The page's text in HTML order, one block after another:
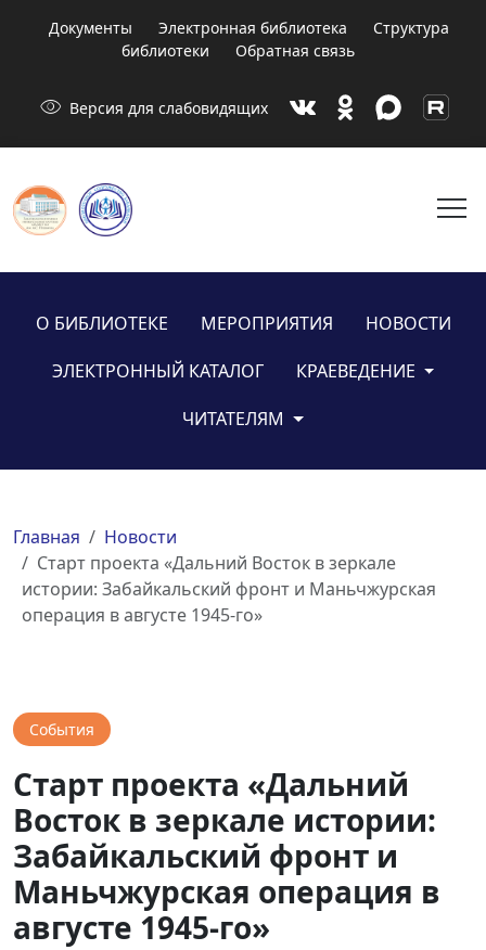
Документы Электронная библиотека
Структура
библиотеки
Обратная связь
visibility Версия для слабовидящих
menu
О БИБЛИОТЕКЕ МЕРОПРИЯТИЯ
НОВОСТИ
ЭЛЕКТРОННЫЙ КАТАЛОГ
КРАЕВЕДЕНИЕ
ЧИТАТЕЛЯМ
Главная
Новости
Старт проекта «Дальний Восток в зеркале
истории: Забайкальский фронт и Маньчжурская
операция в августе 1945-го»
События
Старт проекта «Дальний
Восток в зеркале истории:
Забайкальский фронт и
Маньчжурская операция в
августе 1945-го»